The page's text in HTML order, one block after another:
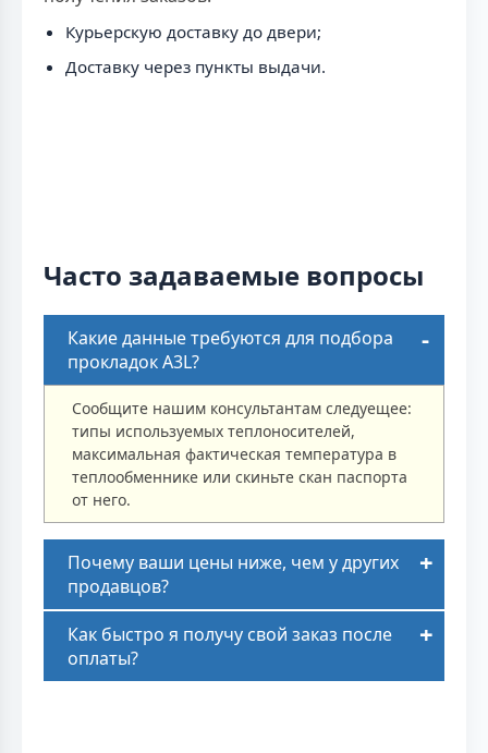
Курьерскую доставку до двери;
Доставку через пункты выдачи.
Часто задаваемые вопросы
Какие данные требуются для подбора
прокладок A3L?
Сообщите нашим консультантам следуещее:
типы используемых теплоносителей,
максимальная фактическая температура в
теплообменнике или скиньте скан паспорта
от него.
Почему ваши цены ниже, чем у других
продавцов?
Как быстро я получу свой заказ после
оплаты?